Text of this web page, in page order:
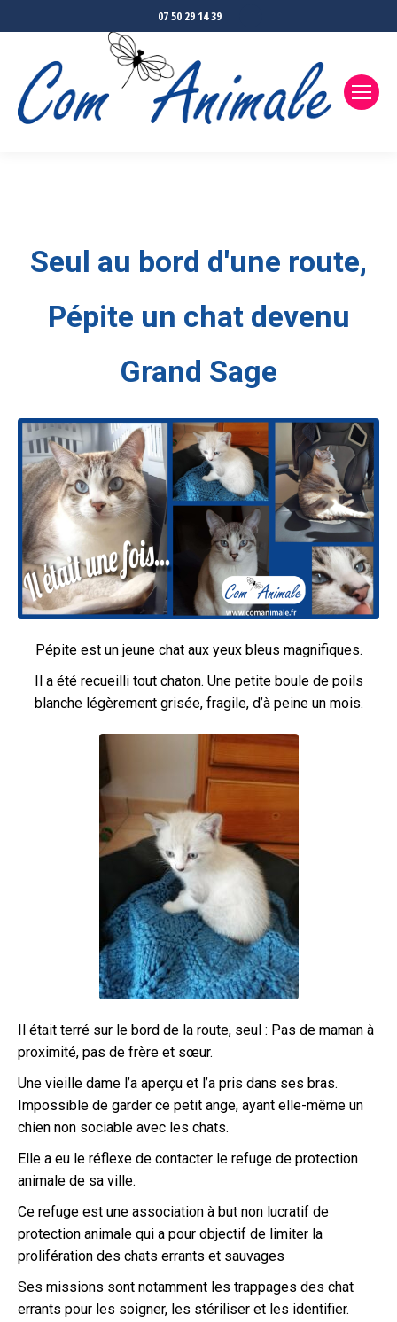
07 50 29 14 39
page
dans
Seul au bord d'une route,
Pépite un chat devenu
Grand Sage
Pépite est un jeune chat aux yeux bleus magnifiques.
Il a été recueilli tout chaton. Une petite boule de poils
blanche légèrement grisée, fragile, d’à peine un mois.
Il était terré sur le bord de la route, seul : Pas de maman à
proximité, pas de frère et sœur.
Une vieille dame l’a aperçu et l’a pris dans ses bras.
Impossible de garder ce petit ange, ayant elle-même un
chien non sociable avec les chats.
Elle a eu le réflexe de contacter le refuge de protection
animale de sa ville.
Ce refuge est une association à but non lucratif de
protection animale qui a pour objectif de limiter la
prolifération des chats errants et sauvages
Ses missions sont notamment les trappages des chat
errants pour les soigner, les stériliser et les identifier.